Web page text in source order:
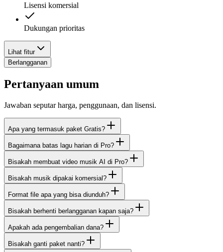
Lisensi komersial
Dukungan prioritas
Lihat fitur
Berlangganan
Pertanyaan umum
Jawaban seputar harga, penggunaan, dan lisensi.
Apa yang termasuk paket Gratis?
Bagaimana batas lagu harian di Pro?
Bisakah membuat video musik AI di Pro?
Bisakah musik dipakai komersial?
Format file apa yang bisa diunduh?
Bisakah berhenti berlangganan kapan saja?
Apakah ada pengembalian dana?
Bisakah ganti paket nanti?